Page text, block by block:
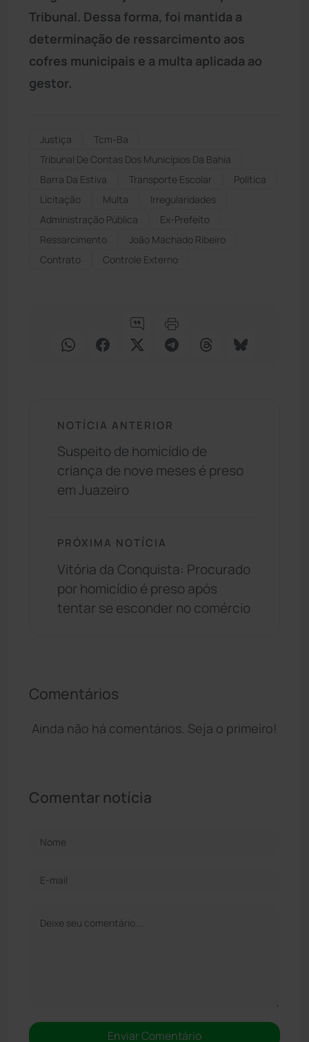
Tribunal. Dessa forma, foi mantida a
determinação de ressarcimento aos
cofres municipais e a multa aplicada ao
gestor.
Justiça
Tcm-Ba
Tribunal De Contas Dos Municípios Da Bahia
Barra Da Estiva
Transporte Escolar
Política
Licitação
Multa
Irregularidades
Administração Pública
Ex-Prefeito
Ressarcimento
João Machado Ribeiro
Contrato
Controle Externo
NOTÍCIA ANTERIOR
Suspeito de homicídio de
criança de nove meses é preso
em Juazeiro
PRÓXIMA NOTÍCIA
Vitória da Conquista: Procurado
por homicídio é preso após
tentar se esconder no comércio
Comentários
Ainda não há comentários. Seja o primeiro!
Comentar notícia